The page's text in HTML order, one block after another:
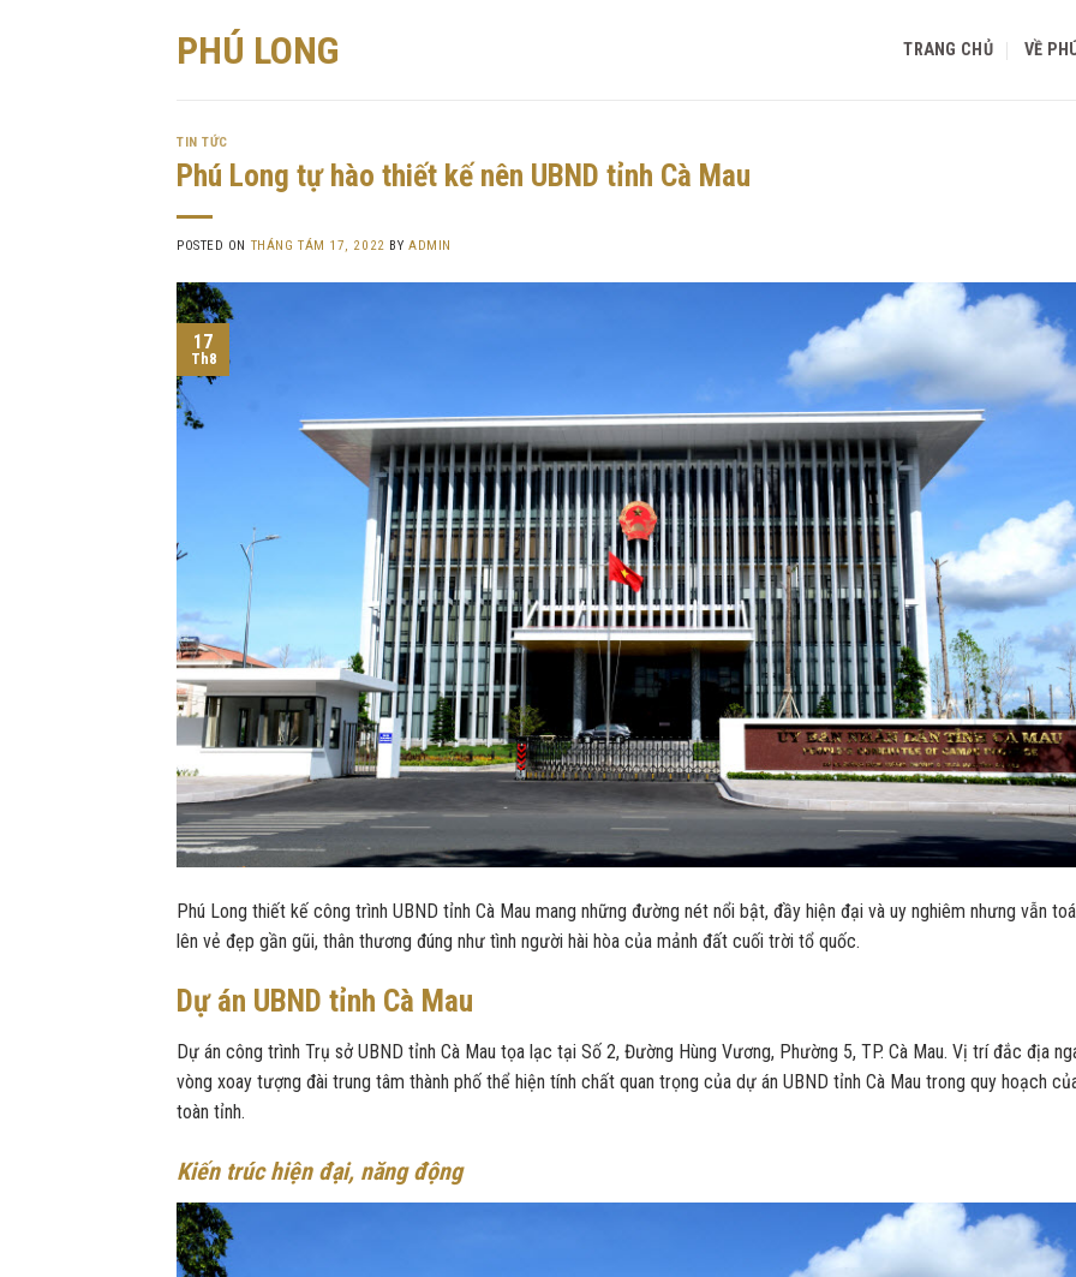
PHÚ LONG TRANG CHỦ VỀ
TIN TỨC
Phú Long tự hào thiết kế nên UBND tỉnh Cà Mau
POSTED ON THÁNG TÁM 17, 2022 BY ADMIN
17
Th8
Phú Long thiết kế công trình UBND tỉnh Cà Mau mang những đường nét nổi bật, đầy hiện đại và uy nghiêm nhưng vẫn
lên vẻ đẹp gần gũi, thân thương đúng như tình người hài hòa của mảnh đất cuối trời tổ quốc.
Dự án UBND tỉnh Cà Mau
Dự án công trình Trụ sở UBND tỉnh Cà Mau tọa lạc tại Số 2, Đường Hùng Vương, Phường 5, TP. Cà Mau. Vị trí đắc địa
vòng xoay tượng đài trung tâm thành phố thể hiện tính chất quan trọng của dự án UBND tỉnh Cà Mau trong quy hoạch
toàn tỉnh.
Kiến trúc hiện đại, năng động